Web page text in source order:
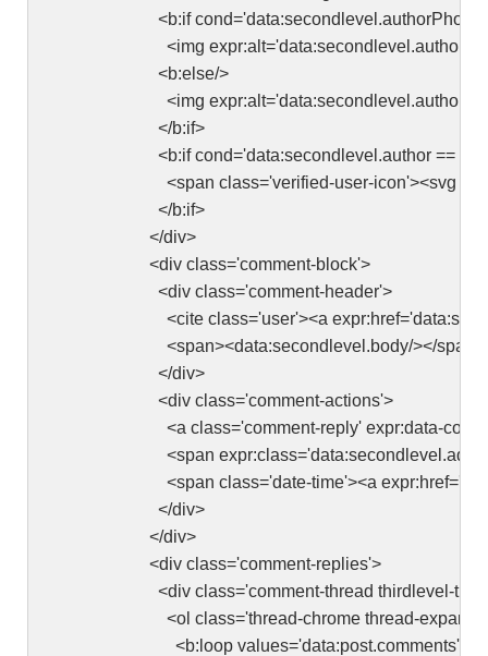
<b:if
<img expr:alt='data:secondlevel.author'
<b:else/>
<img expr:alt='data:secondlevel.author'
</b:if>
<b:if cond='data:secondlevel.author ==
<span class='verified-user-icon'><svg height='15px'
</b:if>
</div>
<div class='comment-block'>
<div class='comment-header'>
<cite class='user'><a
<span><data:secondlevel.body/></span>
</div>
<div class='comment-actions'>
<a class='comment-reply' expr:data-comment-
<span
<span class='date-time'><a
</div>
</div>
<div class='comment-replies'>
<div class='comment-thread thirdlevel-thread'
<ol class='thread-chrome thread-expanded'
<b:loop values='data:post.comments'